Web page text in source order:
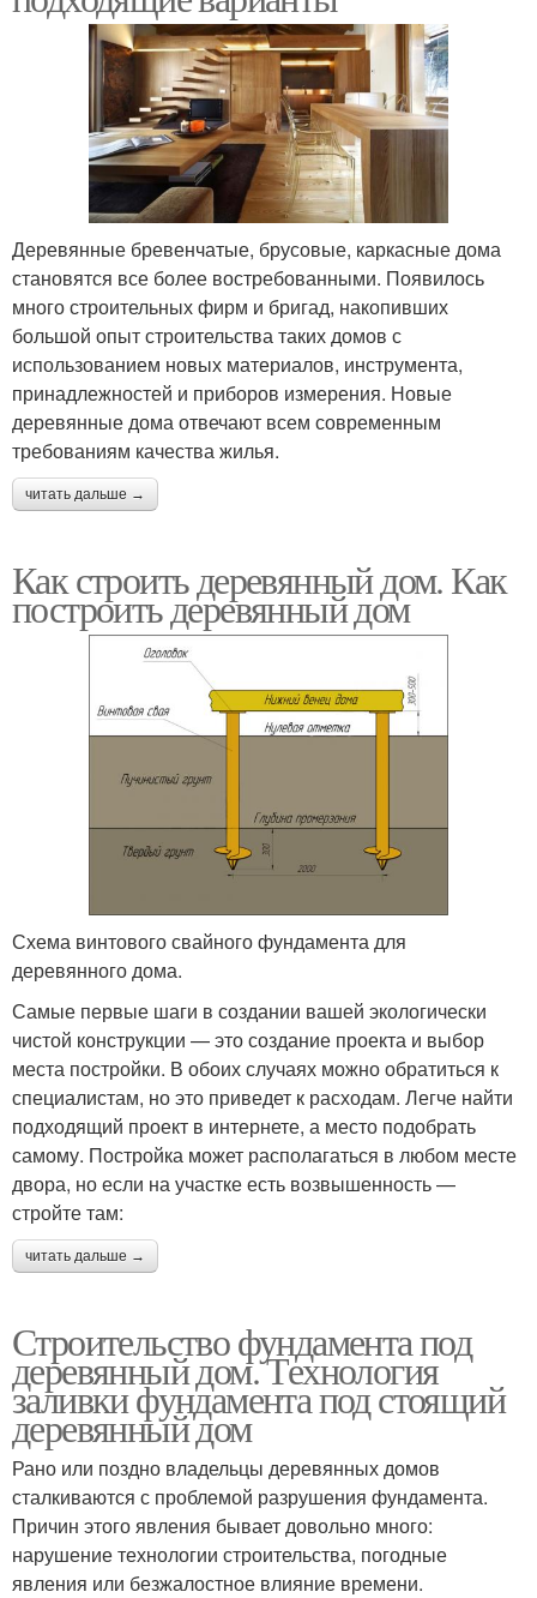
Деревянные бревенчатые, брусовые, каркасные дома
становятся все более востребованными. Появилось
много строительных фирм и бригад, накопивших
большой опыт строительства таких домов с
использованием новых материалов, инструмента,
принадлежностей и приборов измерения. Новые
деревянные дома отвечают всем современным
требованиям качества жилья.
читать дальше →
Как строить деревянный дом. Как
построить деревянный дом
Схема винтового свайного фундамента для
деревянного дома.
Самые первые шаги в создании вашей экологически
чистой конструкции — это создание проекта и выбор
места постройки. В обоих случаях можно обратиться к
специалистам, но это приведет к расходам. Легче найти
подходящий проект в интернете, а место подобрать
самому. Постройка может располагаться в любом месте
двора, но если на участке есть возвышенность —
стройте там:
читать дальше →
Строительство фундамента под
деревянный дом. Технология
заливки фундамента под стоящий
деревянный дом
Рано или поздно владельцы деревянных домов
сталкиваются с проблемой разрушения фундамента.
Причин этого явления бывает довольно много:
нарушение технологии строительства, погодные
явления или безжалостное влияние времени.